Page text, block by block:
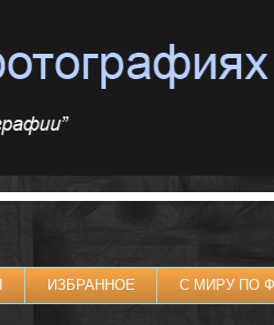
ИЗБРАННОЕ С МИРУ ПО